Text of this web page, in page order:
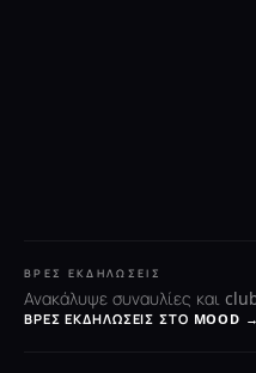
ΒΡΕΣ ΕΚΔΗΛΏΣΕΙΣ
Ανακάλυψε συναυλίες και
ΒΡΕΣ ΕΚΔΗΛΏΣΕΙΣ ΣΤΟ MOOD →